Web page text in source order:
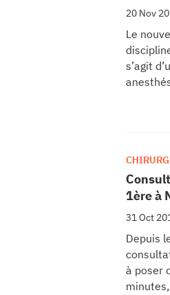
20 Nov
Le
s’agit
1ère à
31 Oct
Depuis
à poser